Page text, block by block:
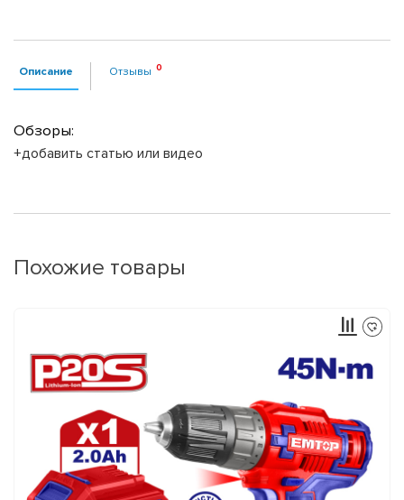
Описание Отзывы
Обзоры:
+добавить статью или видео
Похожие товары